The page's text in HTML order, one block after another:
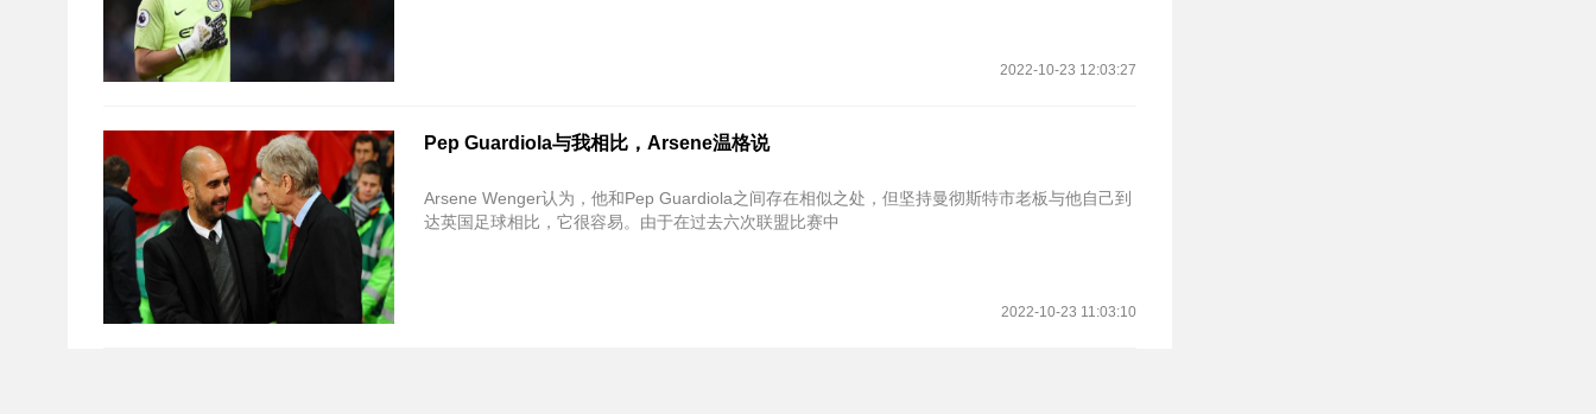
2022-10-23 12:03:27
Pep Guardiola与我相比，Arsene温格说
Arsene Wenger认为，他和Pep Guardiola之间存在相似之处，但坚持曼彻斯特市老板与他自己到
达英国足球相比，它很容易。由于在过去六次联盟比赛中
2022-10-23 11:03:10